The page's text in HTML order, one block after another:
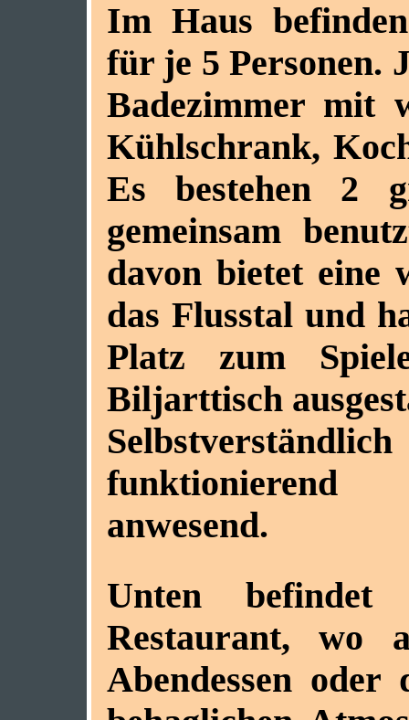
Im Haus
für je 5 Personen.
Badezimmer mit
Kühlschrank,
Es bestehen 2
gemeinsam
davon bietet eine
das Flusstal und
Platz zum
Biljarttisch
anwesend.
Unten befindet
Restaurant, wo
Abendessen